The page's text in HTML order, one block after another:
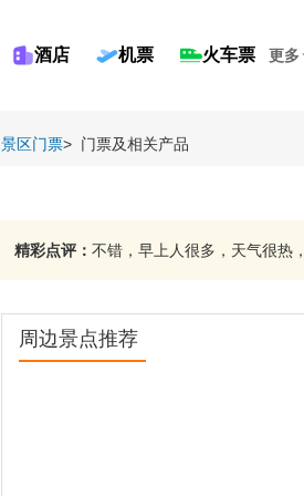
酒店 机票 火车票 更多
景区门票> 门票及相关产品
精彩点评： 不错，早上人很多，天气很热
周边景点推荐